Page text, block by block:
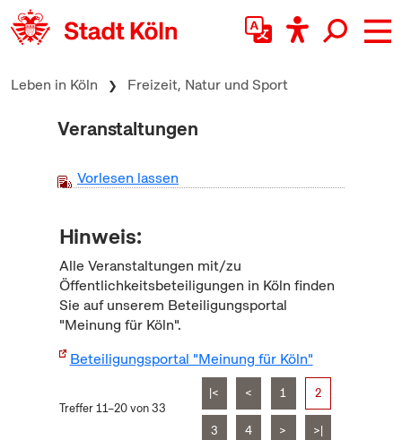
zum Inhalt springen
Leben in Köln Freizeit, Natur und Sport
Veranstaltungen
Vorlesen lassen
Hinweis:
Alle Veranstaltungen mit/zu
Öffentlichkeitsbeteiligungen in Köln finden
Sie auf unserem Beteiligungsportal
"Meinung für Köln".
Beteiligungsportal "Meinung für Köln"
Treffer 11–20 von 33
|< < 1 2
3 4 > >|